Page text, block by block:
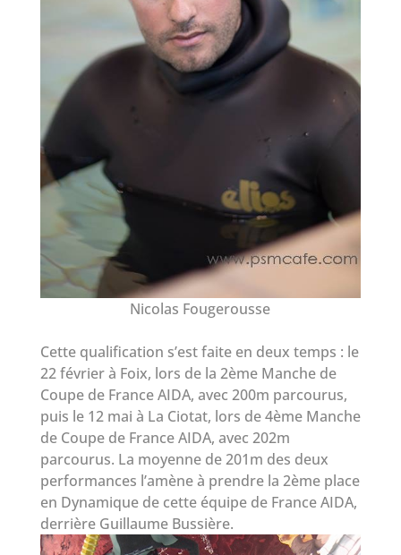
Nicolas Fougerousse
Cette qualification s’est faite en deux temps : le
22 février à Foix, lors de la 2ème Manche de
Coupe de France AIDA, avec 200m parcourus,
puis le 12 mai à La Ciotat, lors de 4ème Manche
de Coupe de France AIDA, avec 202m
parcourus. La moyenne de 201m des deux
performances l’amène à prendre la 2ème place
en Dynamique de cette équipe de France AIDA,
derrière Guillaume Bussière.